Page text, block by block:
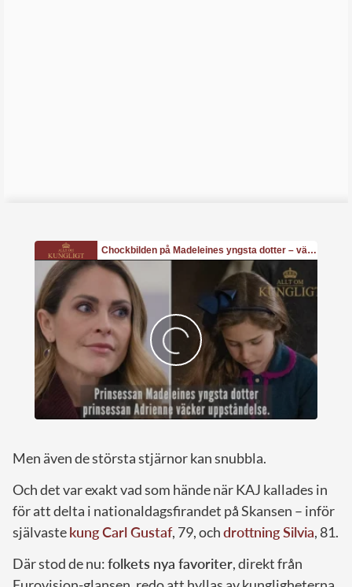
Men även de största stjärnor kan snubbla.
Och det var exakt vad som hände när KAJ kallades in
för att delta i nationaldagsfirandet på Skansen – inför
självastekung Carl Gustaf, 79, ochdrottning Silvia, 81.
Där stod de nu:folkets nya favoriter, direkt från